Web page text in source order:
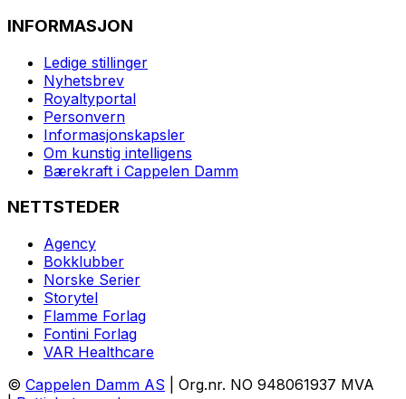
INFORMASJON
Ledige stillinger
Nyhetsbrev
Royaltyportal
Personvern
Informasjonskapsler
Om kunstig intelligens
Bærekraft i Cappelen Damm
NETTSTEDER
Agency
Bokklubber
Norske Serier
Storytel
Flamme Forlag
Fontini Forlag
VAR Healthcare
© Cappelen Damm AS | Org.nr. NO 948061937 MVA